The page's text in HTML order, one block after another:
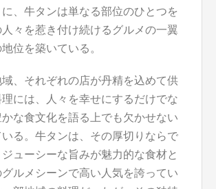
、牛タンは単なる部位のひとつを
々を惹き付け続けるグルメの一翼
位を築いている。
、それぞれの店が丹精を込めて供
には、人々を幸せにするだけでな
かな食文化を語る上でも欠かせない
る。牛タンは、その厚切りならで
ューシーな旨みが魅力的な食材と
グルメシーンで高い人気を誇ってい